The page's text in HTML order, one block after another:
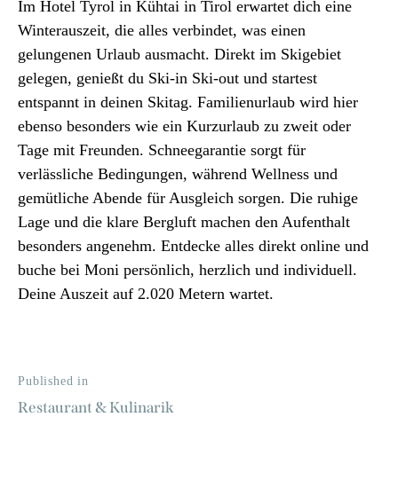
Im Hotel Tyrol in Kühtai in Tirol erwartet dich eine
Winterauszeit, die alles verbindet, was einen
gelungenen Urlaub ausmacht. Direkt im Skigebiet
gelegen, genießt du Ski-in Ski-out und startest
entspannt in deinen Skitag. Familienurlaub wird hier
ebenso besonders wie ein Kurzurlaub zu zweit oder
Tage mit Freunden. Schneegarantie sorgt für
verlässliche Bedingungen, während Wellness und
gemütliche Abende für Ausgleich sorgen. Die ruhige
Lage und die klare Bergluft machen den Aufenthalt
besonders angenehm. Entdecke alles direkt online und
buche bei Moni persönlich, herzlich und individuell.
Deine Auszeit auf 2.020 Metern wartet.
Published in
Restaurant & Kulinarik